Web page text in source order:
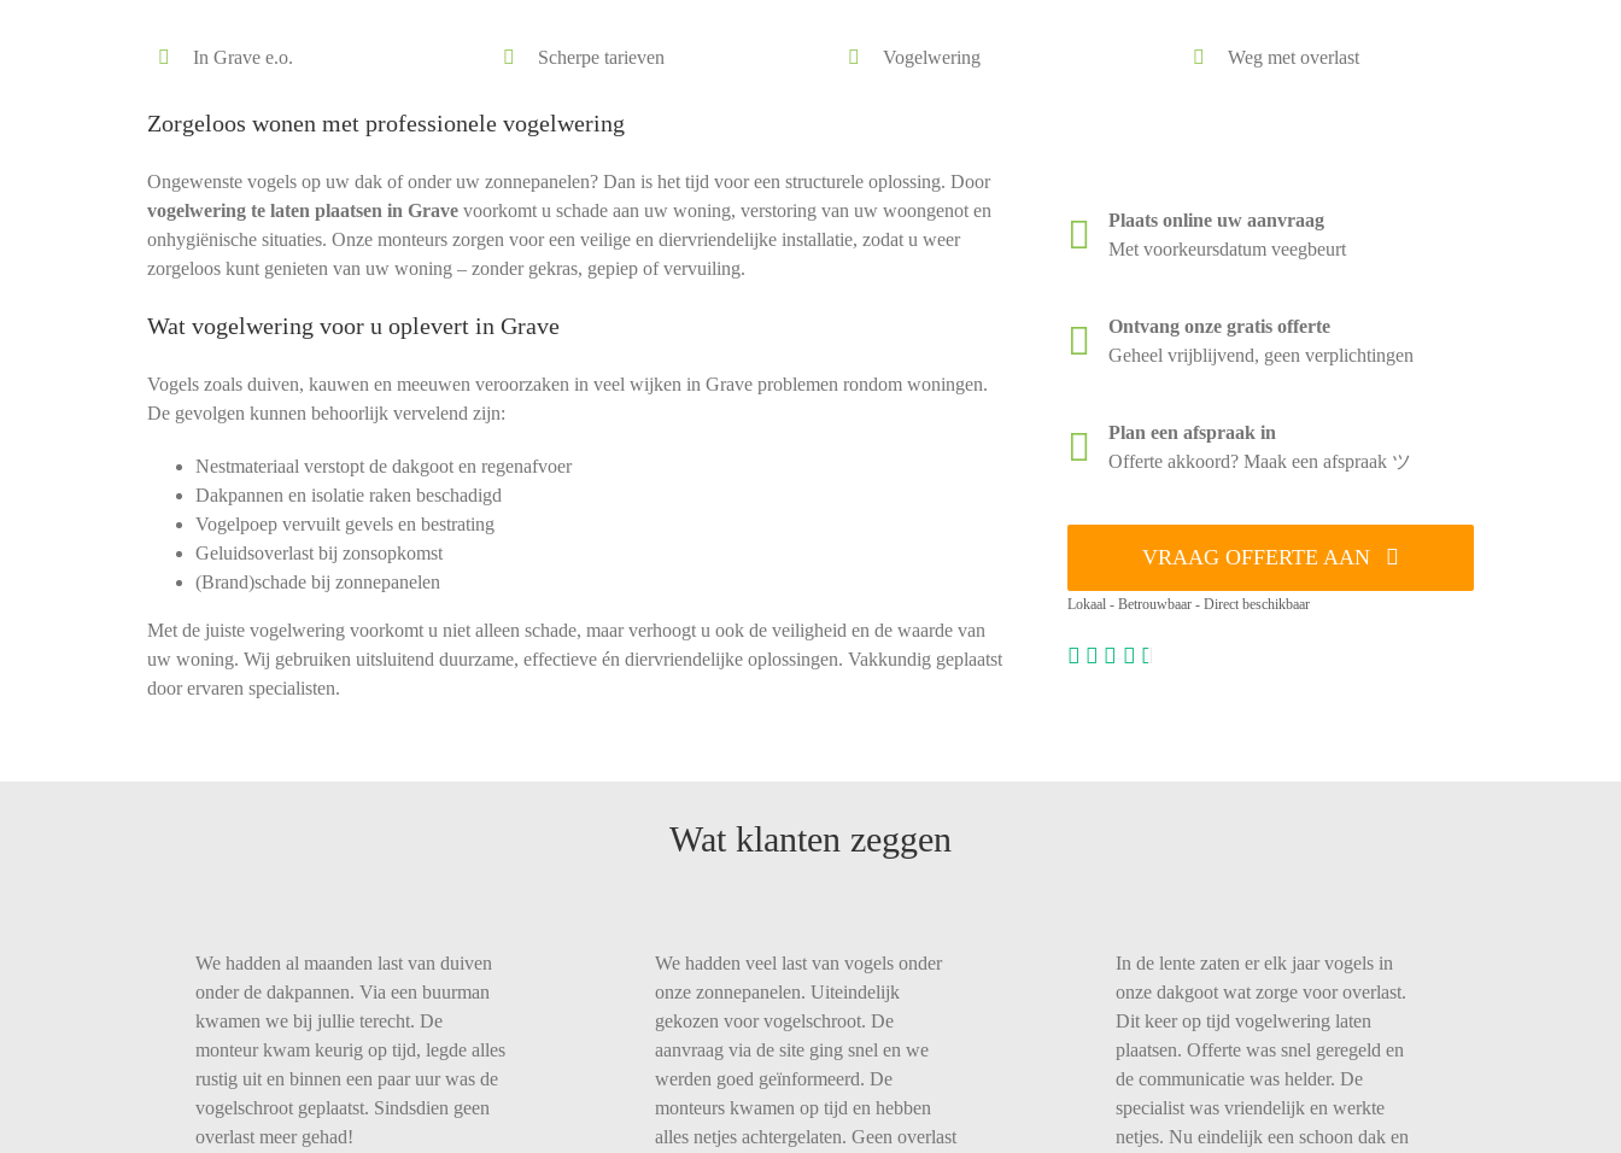
In Grave e.o. Scherpe tarieven Vogelwering Weg met overlast
Zorgeloos wonen met professionele vogelwering
Ongewenste vogels op uw dak of onder uw zonnepanelen? Dan is het tijd voor een structurele oplossing. Door
vogelwering te laten plaatsen in Gravevoorkomt u schade aan uw woning, verstoring van uw woongenot en
onhygiënische situaties. Onze monteurs zorgen voor een veilige en diervriendelijke installatie, zodat u weer
zorgeloos kunt genieten van uw woning – zonder gekras, gepiep of vervuiling.
Wat vogelwering voor u oplevert in Grave
Vogels zoals duiven, kauwen en meeuwen veroorzaken in veel wijken in Grave problemen rondom woningen.
De gevolgen kunnen behoorlijk vervelend zijn:
Nestmateriaal verstopt de dakgoot en regenafvoer
Dakpannen en isolatie raken beschadigd
Vogelpoep vervuilt gevels en bestrating
Geluidsoverlast bij zonsopkomst
(Brand)schade bij zonnepanelen
Met de juiste vogelwering voorkomt u niet alleen schade, maar verhoogt u ook de veiligheid en de waarde van
uw woning. Wij gebruiken uitsluitend duurzame, effectieve én diervriendelijke oplossingen. Vakkundig geplaatst
door ervaren specialisten.
Plaats online uw aanvraag
Met voorkeursdatum veegbeurt
Ontvang onze gratis offerte
Geheel vrijblijvend, geen verplichtingen
Plan een afspraak in
Offerte akkoord? Maak een afspraak ツ
VRAAG OFFERTE AAN
Lokaal - Betrouwbaar - Direct beschikbaar
Wat klanten zeggen
We hadden al maanden last van duiven
onder de dakpannen. Via een buurman
kwamen we bij jullie terecht. De
monteur kwam keurig op tijd, legde alles
rustig uit en binnen een paar uur was de
vogelschroot geplaatst. Sindsdien geen
overlast meer gehad!
We hadden veel last van vogels onder
onze zonnepanelen. Uiteindelijk
gekozen voor vogelschroot. De
aanvraag via de site ging snel en we
werden goed geïnformeerd. De
monteurs kwamen op tijd en hebben
alles netjes achtergelaten. Geen overlast
In de lente zaten er elk jaar vogels in
onze dakgoot wat zorge voor overlast.
Dit keer op tijd vogelwering laten
plaatsen. Offerte was snel geregeld en
de communicatie was helder. De
specialist was vriendelijk en werkte
netjes. Nu eindelijk een schoon dak en